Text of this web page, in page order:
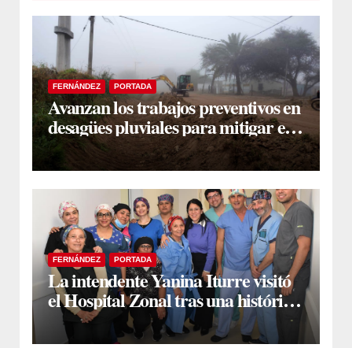
FERNÁNDEZ PORTADA
Avanzan los trabajos preventivos en
desagües pluviales para mitigar el
impacto de la temporada de lluvias
FERNÁNDEZ PORTADA
La intendente Yanina Iturre visitó
el Hospital Zonal tras una histórica
jornada de intervenciones
laparoscópicas